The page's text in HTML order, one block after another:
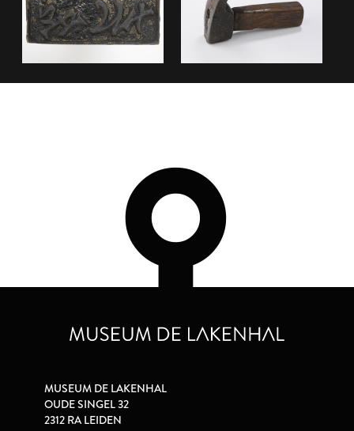
MUSEUM DE LAKENHAL
OUDE SINGEL 32
2312 RA LEIDEN